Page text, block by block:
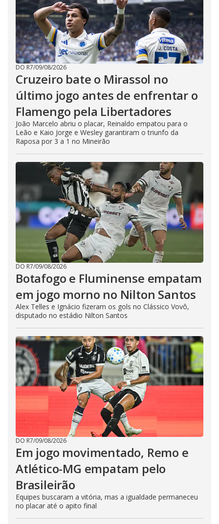
DO R7/09/08/2026
Cruzeiro bate o Mirassol no
último jogo antes de enfrentar o
Flamengo pela Libertadores
João Marcelo abriu o placar, Reinaldo empatou para o
Leão e Kaio Jorge e Wesley garantiram o triunfo da
Raposa por 3 a 1 no Mineirão
DO R7/09/08/2026
Botafogo e Fluminense empatam
em jogo morno no Nilton Santos
Alex Telles e Ignácio fizeram os gols no Clássico Vovô,
disputado no estádio Nilton Santos
DO R7/09/08/2026
Em jogo movimentado, Remo e
Atlético-MG empatam pelo
Brasileirão
Equipes buscaram a vitória, mas a igualdade permaneceu
no placar até o apito final